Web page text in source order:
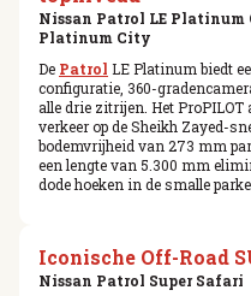
Nissan Patrol LE
Platinum City
De Patrol LE Platinum biedt
configuratie, 360-
alle drie zitrijen. Het
verkeer op de Sheikh Zayed-
bodemvrijheid van 273 mm
een lengte van 5.300 mm
dode hoeken in de smalle
Iconische Off-Road
Nissan Patrol Super Safari